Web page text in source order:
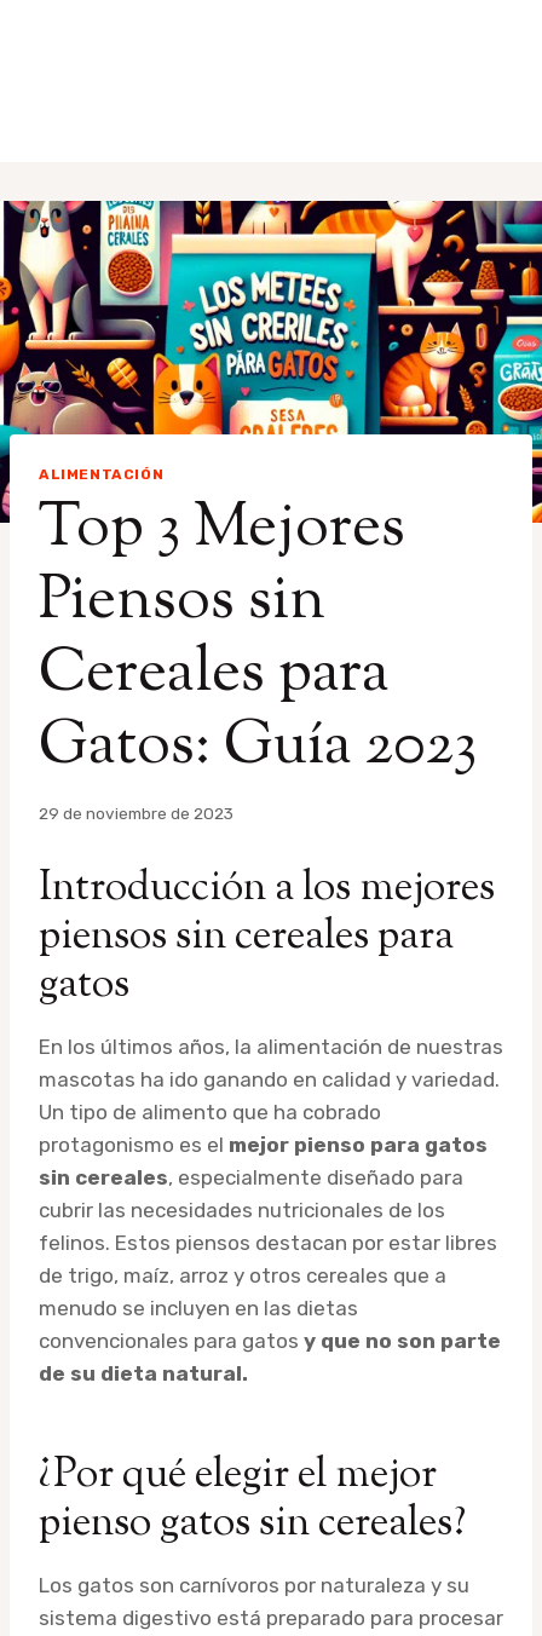
ALIMENTACIÓN
Top 3 Mejores
Piensos sin
Cereales para
Gatos: Guía 2023
Por
29 de noviembre de 2023
Introducción a los mejores
piensos sin cereales para
gatos
En los últimos años, la alimentación de nuestras
mascotas ha ido ganando en calidad y variedad.
Un tipo de alimento que ha cobrado
protagonismo es el mejor pienso para gatos
sin cereales, especialmente diseñado para
cubrir las necesidades nutricionales de los
felinos. Estos piensos destacan por estar libres
de trigo, maíz, arroz y otros cereales que a
menudo se incluyen en las dietas
convencionales para gatos y que no son parte
de su dieta natural.
¿Por qué elegir el mejor
pienso gatos sin cereales?
Los gatos son carnívoros por naturaleza y su
sistema digestivo está preparado para procesar